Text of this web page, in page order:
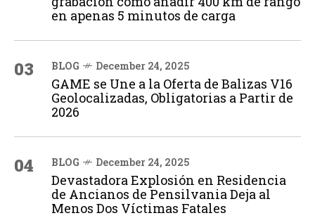
en apenas 5 minutos de carga
03 BLOG December 24, 2025
GAME se Une a la Oferta de Balizas V16
Geolocalizadas, Obligatorias a Partir de
2026
04 BLOG December 24, 2025
Devastadora Explosión en Residencia
de Ancianos de Pensilvania Deja al
Menos Dos Víctimas Fatales